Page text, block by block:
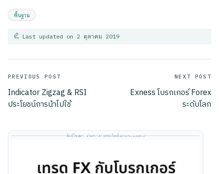
Tags:
พื้นฐาน
Last updated on 2 ตุลาคม 2019
Post
navigation
PREVIOUS POST
Indicator Zigzag & RSI
ประโยชน์การนำไปใช้
NEXT POST
Exness โบรกเกอร์ Forex
ระดับโลก
พื้นที่โฆษณา · ผ่านการตรวจสอบโดยทีมงาน Forexinthai